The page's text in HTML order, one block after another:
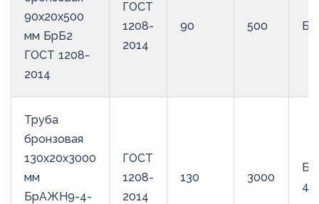
90х20х500
мм БрБ2
ГОСТ 1208-
2014
ГОСТ
1208-
2014
90 500
Труба
бронзовая
130х20х3000
мм
БрАЖН9-4-
ГОСТ
1208-
2014
130 3000
4